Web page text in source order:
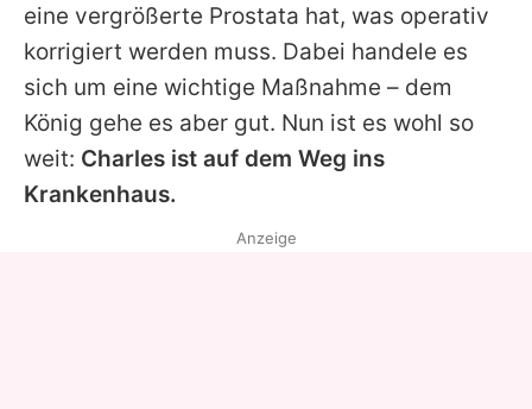
Utiq verwalten
eine vergrößerte Prostata hat, was operativ
korrigiert werden muss. Dabei handele es
sich um eine wichtige Maßnahme – dem
König gehe es aber gut. Nun ist es wohl so
weit: Charles ist auf dem Weg ins
Krankenhaus.
Anzeige